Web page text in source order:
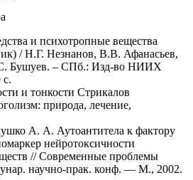
и психотропные вещества
/ Н.Г. Незнанов, В.В. Афанасьев,
Бушуев. – СПб.: Изд-во НИИХ
с.
и тонкости Стрикалов
природа, лечение,
А. А. Аутоантитела к фактору
нейротоксичности
// Современные проблемы
научно-прак. конф. — М., 2002.